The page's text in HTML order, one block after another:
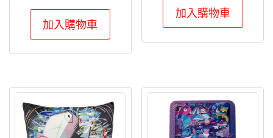
加入購物車
加入購物車